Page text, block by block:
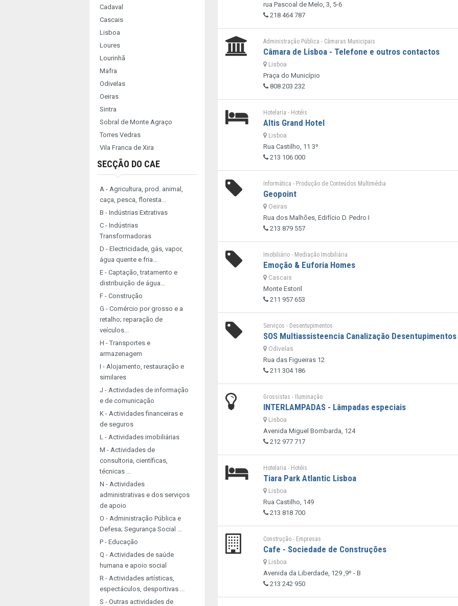
Cadaval
Cascais
Lisboa
Loures
Lourinhã
Mafra
Odivelas
Oeiras
Sintra
Sobral de Monte Agraço
Torres Vedras
Vila Franca de Xira
SECÇÃO DO CAE
A - Agricultura, prod. animal,
caça, pesca, floresta...
B - Indústrias Extrativas
C - Indústrias
Transformadoras
D - Electricidade, gás, vapor,
água quente e fria...
E - Captação, tratamento e
distribuição de água...
F - Construção
G - Comércio por grosso e a
retalho; reparação de
veículos...
H - Transportes e
armazenagem
I - Alojamento, restauração e
similares
J - Actividades de informação
e de comunicação
K - Actividades financeiras e
de seguros
L - Actividades imobiliárias
M - Actividades de
consultoria, científicas,
técnicas ...
N - Actividades
administrativas e dos serviços
de apoio
O - Administração Pública e
Defesa; Segurança Social ...
P - Educação
Q - Actividades de saúde
humana e apoio social
R - Actividades artísticas,
espectáculos, desportivas ...
S - Outras actividades de
rua Pascoal de Melo, 3, 5-6
218 464 787
Administração Pública - Câmaras Municipais
Câmara de Lisboa - Telefone e outros contactos
Lisboa
Praça do Município
808 203 232
Hotelaria - Hotéis
Altis Grand Hotel
Lisboa
Rua Castilho, 11 3º
213 106 000
Informática - Produção de Conteúdos Multimédia
Geopoint
Oeiras
Rua dos Malhões, Edifício D. Pedro I
213 879 557
Imobiliário - Mediação Imobiliária
Emoção & Euforia Homes
Cascais
Monte Estoril
211 957 653
Serviços - Desentupimentos
SOS Multiassisteencia Canalização Desentupimentos
Odivelas
Rua das Figueiras 12
211 304 186
Grossistas - Iluminação
INTERLAMPADAS - Lâmpadas especiais
Lisboa
Avenida Miguel Bombarda, 124
212 977 717
Hotelaria - Hotéis
Tiara Park Atlantic Lisboa
Lisboa
Rua Castilho, 149
213 818 700
Construção - Empresas
Cafe - Sociedade de Construções
Lisboa
Avenida da Liberdade, 129 ,9º - B
213 242 950